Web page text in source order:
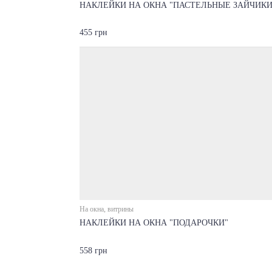
НАКЛЕЙКИ НА ОКНА "ПАСТЕЛЬНЫЕ
455 грн
На окна, витрины
НАКЛЕЙКИ НА ОКНА "ПОДАРОЧКИ"
558 грн